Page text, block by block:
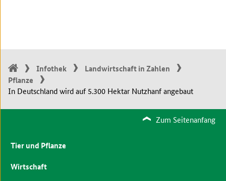
Infothek
Landwirtschaft in Zahlen
Pflanze
In Deutschland wird auf 5.300 Hektar Nutzhanf angebaut
Zum Seitenanfang
Tier und Pflanze
Wirtschaft